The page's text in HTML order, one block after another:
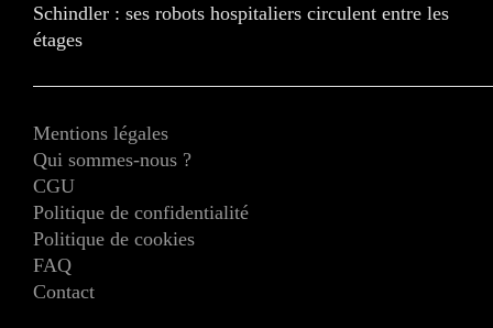
Schindler : ses robots hospitaliers circulent entre les
étages
Mentions légales
Qui sommes-nous ?
CGU
Politique de confidentialité
Politique de cookies
FAQ
Contact